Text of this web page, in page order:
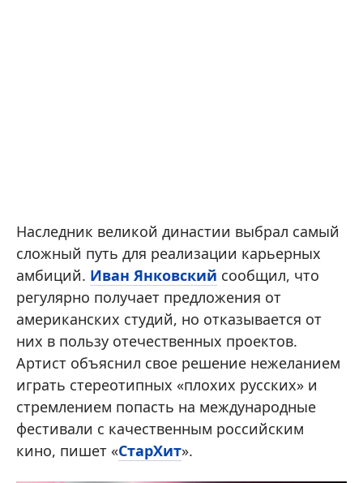
Наследник великой династии выбрал самый
сложный путь для реализации карьерных
амбиций. Иван Янковский сообщил, что
регулярно получает предложения от
американских студий, но отказывается от
них в пользу отечественных проектов.
Артист объяснил свое решение нежеланием
играть стереотипных «плохих русских» и
стремлением попасть на международные
фестивали с качественным российским
кино, пишет «СтарХит».